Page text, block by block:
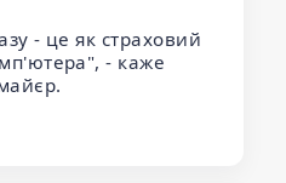
- це як страховий
- каже